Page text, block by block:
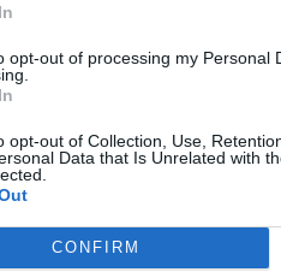
opt-out of processing my Personal
opt-out of Collection, Use,
Data that Is Unrelated with
CONFIRM
Hoeveelheid
pijnlijke
de zalf
de huid